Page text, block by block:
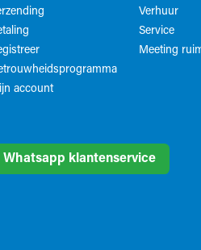
account
Verhuur
Service
Meeting
Whatsapp klantenservice